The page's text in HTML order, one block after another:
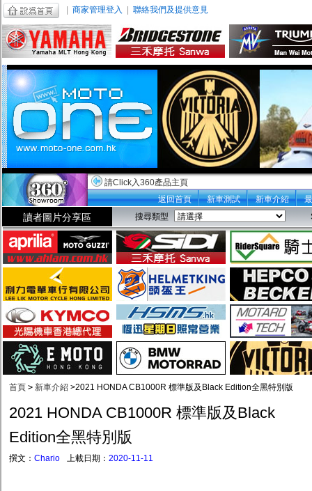
商家管理登入 聯絡我們及提供意見
請Click入360產品主頁
返回首頁
新車測試 新車介紹
讀者圖片分享區 搜尋類型
首頁 > 新車介紹 >2021 HONDA CB1000R 標準版及Black Edition全黑特別版
2021 HONDA CB1000R 標準版及Black
Edition全黑特別版
撰文： Chario 上載日期： 2020-11-11